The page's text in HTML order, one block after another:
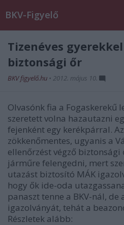
BKV-Figyelő
Tizenéves
biztonsági őr
BKV figyelő.hu • 2012. május 10.
Olvasónk fia a Fogaskerekű
szeretett volna hazautazni
fejenként egy kerékpárral.
zökkenőmentes, ugyanis a
ellenőrzést végző
járműre felengedni, mert
utazást biztosító MÁK
hogy ők ide-oda
panaszt tenne a BKV-nál, de
igazolványát, tehát a
Részletek alább: